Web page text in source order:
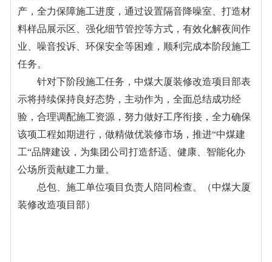
产，全力保障施工进度，通过设置隔音降噪室、打造材
料样品展示区、强化细节管控等方式，有效化解夜间作
业、噪音投诉、环保安全等困难，顺利完成本阶段施工
任务。
针对下阶段施工任务，中煤大厦装修改造项目部表
示将持续保持良好态势，主动作为，全面总结成功经
验，合理调配施工资源，努力做好工序衔接，全力确保
该项工程如期进行，做精做优装修市场，推进“中煤建
工“品牌建设，为集团公司打造舒适、健康、智能化办
公场所贡献建工力量。
总包、施工单位项目负责人陪同检查。（中煤大厦
装修改造项目部）